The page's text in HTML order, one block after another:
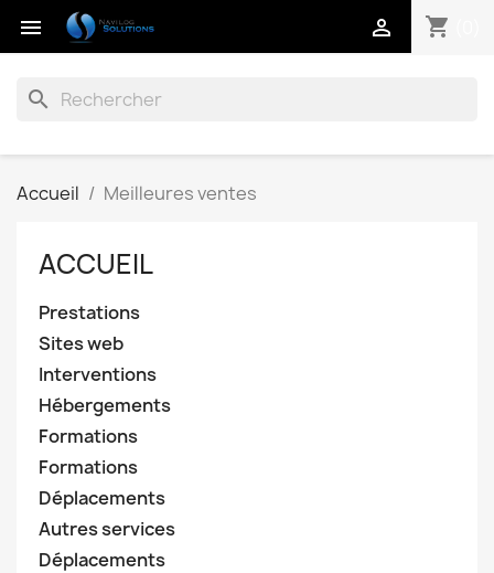
 shopping_cart

search
Accueil Meilleures ventes
ACCUEIL
Prestations
Sites web
Interventions
Hébergements
Formations
Formations
Déplacements
Autres services
Déplacements